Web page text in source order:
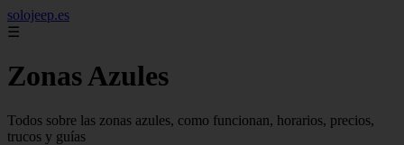
solojeep.es
☰
Zonas Azules
Todos sobre las zonas azules, como funcionan, horarios, precios,
trucos y guías